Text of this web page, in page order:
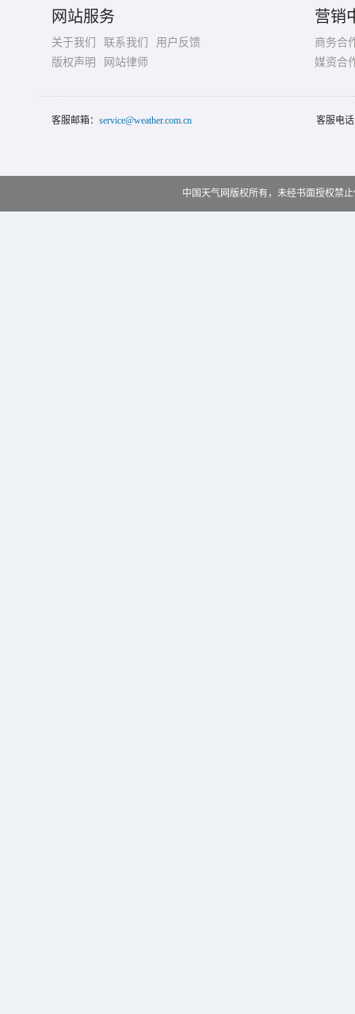
网站服务
关于我们 联系我们
用户反馈
版权声明
网站律师
营销
商务合
媒资合
客服邮箱： service@weather.com.cn 客服电
中国天气网版权所有，未经书面授权